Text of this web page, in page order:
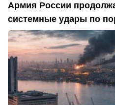
Армия России
системные удары по